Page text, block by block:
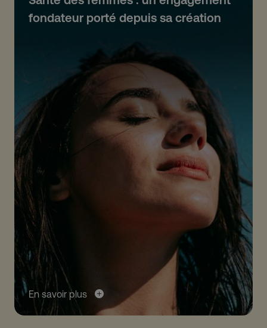
fondateur porté depuis sa création
En savoir plus